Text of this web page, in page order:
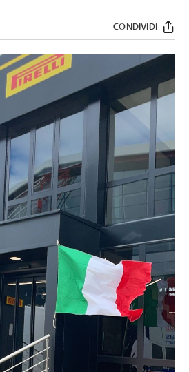
CONDIVIDI